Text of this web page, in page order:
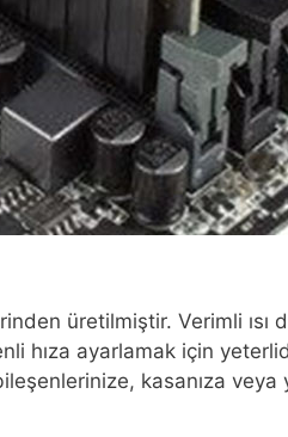
üretilmiştir. Verimli ısı
hıza ayarlamak için
kasanıza